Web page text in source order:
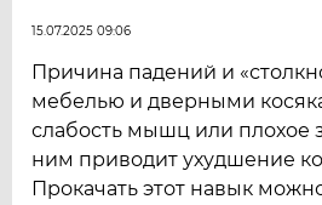
15.07.2025 09:06
Причина падений и
мебелью и дверными
слабость мышц или плохое
ним приводит ухудшение
Прокачать этот навык